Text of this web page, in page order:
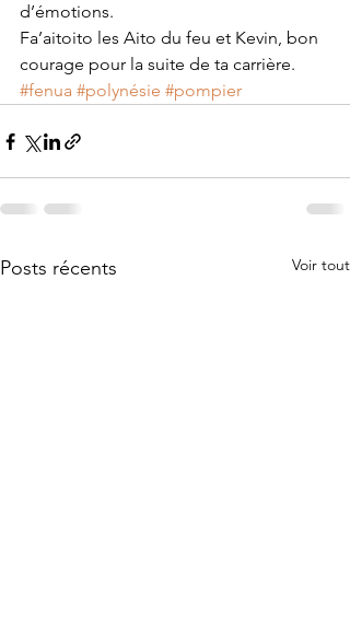
d’émotions.
Fa’aitoito les Aito du feu et Kevin, bon
courage pour la suite de ta carrière.
#fenua #polynésie #pompier
Posts récents Voir tout